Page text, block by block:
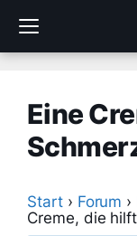
treści
Eine
Start › Forum ›
Creme, die